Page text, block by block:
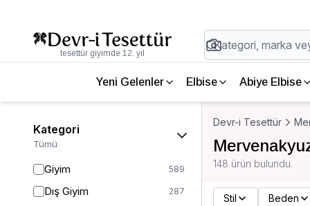
tesettür giyimde 12. yıl
Yeni Gelenler Elbise Abiye Elbise
Kategori
Tümü
Giyim 589
Dış Giyim 287
Devr-i Tesettür
148 ürün bulundu.
Stil Beden